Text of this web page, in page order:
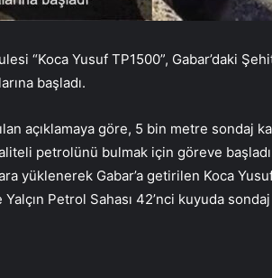
“Koca Yusuf TP1500”, Gabar’daki
başladı.
açıklamaya göre, 5 bin metre sondaj
petrolünü bulmak için göreve
yüklenerek Gabar’a getirilen Koca
Petrol Sahası 42’nci kuyuda sondaj